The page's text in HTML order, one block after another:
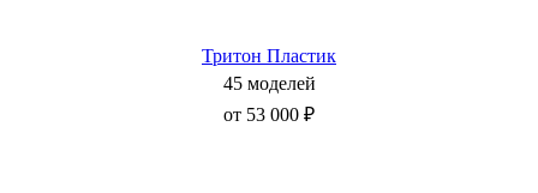
Тритон Пластик
45 моделей
от 53 000 ₽